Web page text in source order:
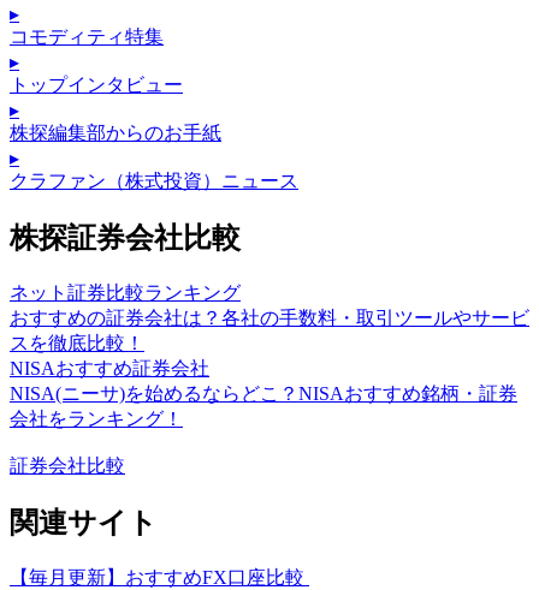
▸
コモディティ特集
▸
トップインタビュー
▸
株探編集部からのお手紙
▸
クラファン（株式投資）ニュース
株探証券会社比較
ネット証券比較ランキング
おすすめの証券会社は？各社の手数料・取引ツールやサービ
スを徹底比較！
NISAおすすめ証券会社
NISA(ニーサ)を始めるならどこ？NISAおすすめ銘柄・証券
会社をランキング！
証券会社比較
関連サイト
【毎月更新】おすすめFX口座比較